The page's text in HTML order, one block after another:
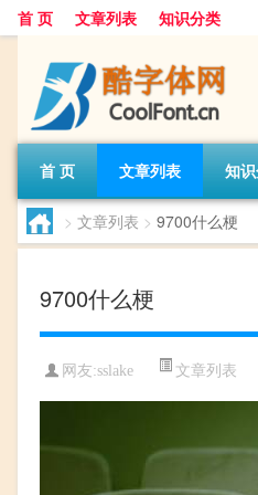
首 页 文章列表 知识分类
首 页 文章列表 知
> 文章列表 > 9700什么梗
9700什么梗
网友:sslake 文章列表